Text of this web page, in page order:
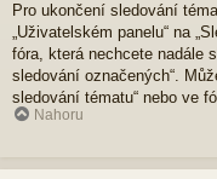
Pro ukončení sledování
„Uživatelském panelu“ na
fóra, která nechcete nadále
sledování označených“.
sledování tématu“ nebo ve
Nahoru